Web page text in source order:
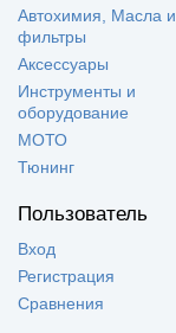
Автохимия, Масла и
фильтры
Аксессуары
Инструменты и
оборудование
МОТО
Тюнинг
Пользователь
Вход
Регистрация
Сравнения